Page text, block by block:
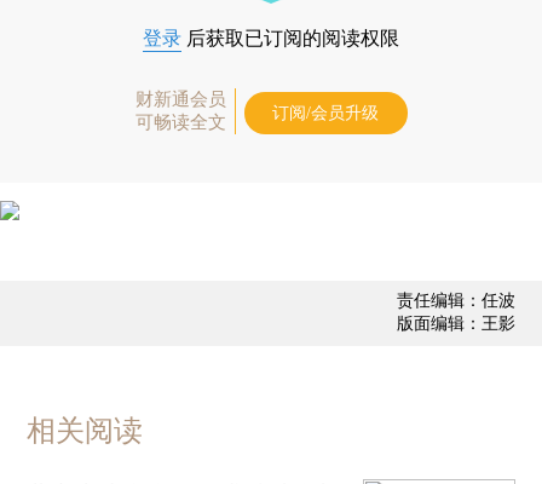
登录 后获取已订阅的阅读权限
财新通会员
可畅读全文
订阅/会员升级
责任编辑：任波
版面编辑：王影
相关阅读